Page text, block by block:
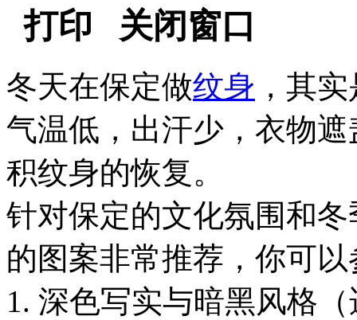
打印
关闭窗口
冬天在保定做纹身 ，其
气温低，出汗少，衣物
积纹身的恢复。
针对保定的文化氛围和
的图案非常推荐，你可
1. 深色写实与暗黑风格